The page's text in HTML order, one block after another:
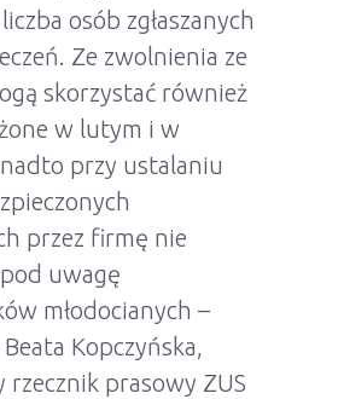
osób zgłaszanych
Ze zwolnienia ze
skorzystać również
w lutym i w
przy ustalaniu
przez firmę nie
uwagę
młodocianych –
Kopczyńska,
rzecznik prasowy ZUS